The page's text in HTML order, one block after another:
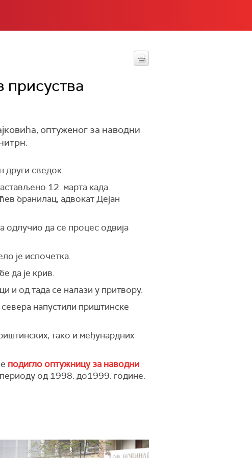
оптуженог за наводни
други сведок.
12. марта када
бранилац, адвокат Дејан
одлучио да се процес одвија
је испочетка.
да је крив.
и од тада се налази у притвору.
напустили приштинске
тако и међунардних
подигло оптужницу за наводни
од 1998. до1999. године.